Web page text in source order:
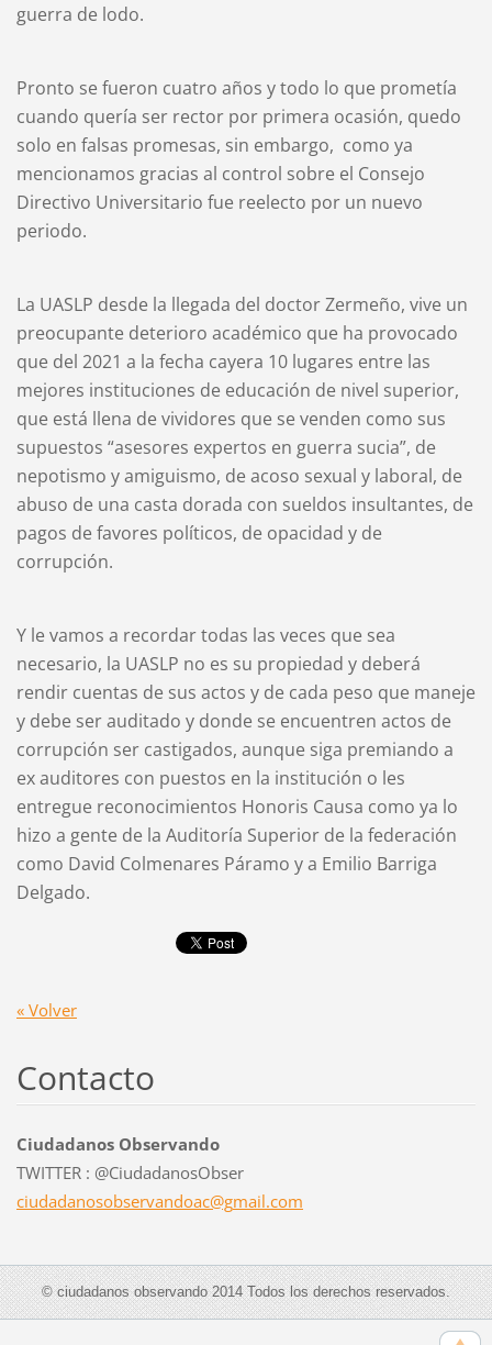
guerra de lodo.
Pronto se fueron cuatro años y todo lo que prometía
cuando quería ser rector por primera ocasión, quedo
solo en falsas promesas, sin embargo, como ya
mencionamos gracias al control sobre el Consejo
Directivo Universitario fue reelecto por un nuevo
periodo.
La UASLP desde la llegada del doctor Zermeño, vive un
preocupante deterioro académico que ha provocado
que del 2021 a la fecha cayera 10 lugares entre las
mejores instituciones de educación de nivel superior,
que está llena de vividores que se venden como sus
supuestos “asesores expertos en guerra sucia”, de
nepotismo y amiguismo, de acoso sexual y laboral, de
abuso de una casta dorada con sueldos insultantes, de
pagos de favores políticos, de opacidad y de
corrupción.
Y le vamos a recordar todas las veces que sea
necesario, la UASLP no es su propiedad y deberá
rendir cuentas de sus actos y de cada peso que maneje
y debe ser auditado y donde se encuentren actos de
corrupción ser castigados, aunque siga premiando a
ex auditores con puestos en la institución o les
entregue reconocimientos Honoris Causa como ya lo
hizo a gente de la Auditoría Superior de la federación
como David Colmenares Páramo y a Emilio Barriga
Delgado.
« Volver
Contacto
Ciudadanos Observando
TWITTER : @CiudadanosObser
ciudadanosobservandoac@gmail.com
© ciudadanos observando 2014 Todos los derechos reservados.